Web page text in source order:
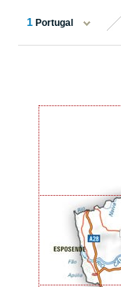
1 Portugal